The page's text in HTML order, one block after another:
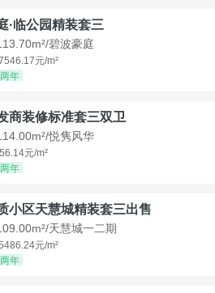
·临公园精装套三
碧波豪庭
元/m²
年
商装修标准套三双卫
悦隽风华
元/m²
年
小区天慧城精装套三出售
天慧城一二期
元/m²
年